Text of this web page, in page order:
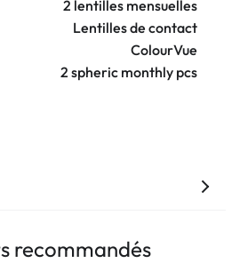
2 lentilles mensuelles
Lentilles de contact
ColourVue
2 spheric monthly pcs
recommandés